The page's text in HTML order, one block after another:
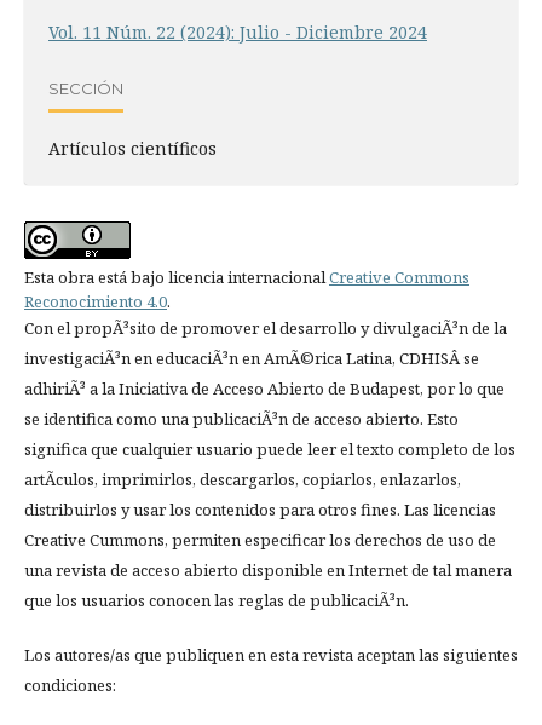
Vol. 11 Núm. 22 (2024): Julio - Diciembre 2024
SECCIÓN
Artí­culos científicos
Esta obra está bajo licencia internacionalCreative Commons
Reconocimiento 4.0.
Con el propÃ³sito de promover el desarrollo y divulgaciÃ³n de la
investigaciÃ³n en educaciÃ³n en AmÃ©rica Latina, CDHISÂ se
adhiriÃ³ a la Iniciativa de Acceso Abierto de Budapest, por lo que
se identifica como una publicaciÃ³n de acceso abierto. Esto
significa que cualquier usuario puede leer el texto completo de los
artÃ­culos, imprimirlos, descargarlos, copiarlos, enlazarlos,
distribuirlos y usar los contenidos para otros fines. Las licencias
Creative Cummons, permiten especificar los derechos de uso de
una revista de acceso abierto disponible en Internet de tal manera
que los usuarios conocen las reglas de publicaciÃ³n.
Los autores/as que publiquen en esta revista aceptan las siguientes
condiciones: